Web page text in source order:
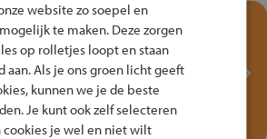
Test je kennis met het
Fiets Veilig
Verkeersspel!
Speel het Fiets Veilig Verkeersspel
en win een Cortina-fiets!
website zo soepel en
te maken. Deze zorgen
op rolletjes loopt en staan
aan. Als je ons groen licht geeft
kunnen we je de beste
Je kunt ook zelf selecteren
je wel en niet wilt